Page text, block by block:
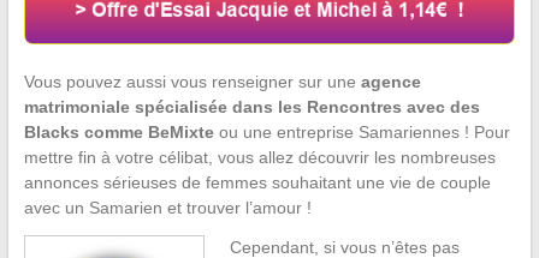
Vous pouvez aussi vous renseigner sur une agence
matrimoniale spécialisée dans les Rencontres avec des
Blacks comme BeMixteou une entreprise Samariennes ! Pour
mettre fin à votre célibat, vous allez découvrir les nombreuses
annonces sérieuses de femmes souhaitant une vie de couple
avec un Samarien et trouver l’amour !
Cependant, si vous n’êtes pas